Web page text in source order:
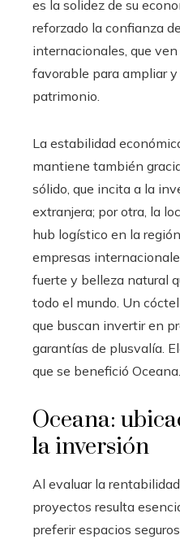
es la solidez de su
reforzado la confianza
internacionales, que
favorable para ampliar y
patrimonio.
La estabilidad
mantiene también
sólido, que incita a la
extranjera; por otra, la
hub logístico en la
empresas
fuerte y belleza natural
todo el mundo. Un
que buscan invertir en
garantías de plusvalía.
que se benefició Oceana.
Oceana:
la inversión
Al evaluar la
proyectos resulta
preferir espacios